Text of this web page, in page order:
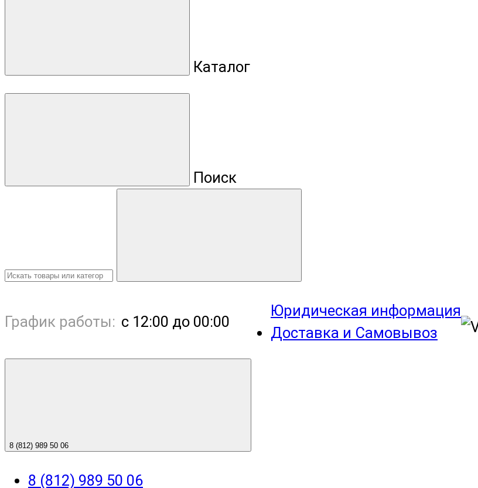
Каталог
Поиск
График работы: с 12:00 до 00:00
Юридическая информация
Доставка и Самовывоз
8 (812) 989 50 06
8 (812) 989 50 06